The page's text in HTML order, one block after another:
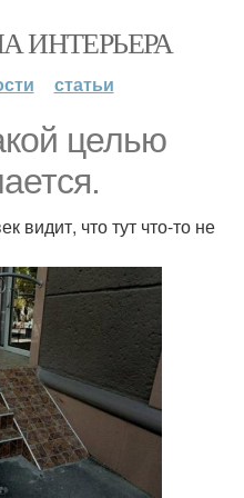
ИНТЕРЬЕРА
статьи
целью
видит, что тут что-то не